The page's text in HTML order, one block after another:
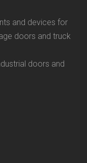
and devices for
doors and truck
doors and